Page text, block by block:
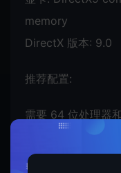
memory
DirectX 版本: 9.0
推荐配置:
需要 64 位处理器